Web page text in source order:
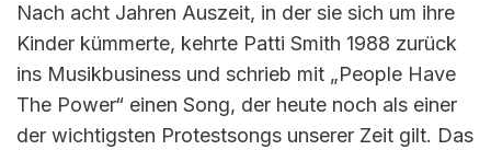
Nach acht Jahren Auszeit, in der sie sich um ihre
Kinder kümmerte, kehrte Patti Smith 1988 zurück
ins Musikbusiness und schrieb mit „People Have
The Power“ einen Song, der heute noch als einer
der wichtigsten Protestsongs unserer Zeit gilt. Das